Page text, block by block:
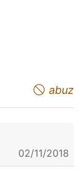
abuz
02/11/2018